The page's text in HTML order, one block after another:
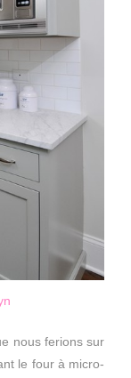
nous ferions sur
le four à micro-